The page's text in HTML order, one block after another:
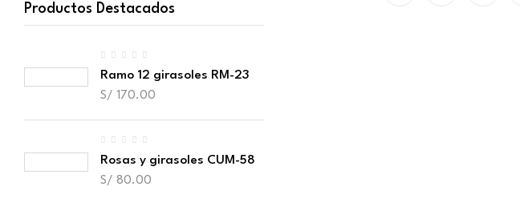
Productos Destacados
Ramo 12 girasoles RM-23
S/ 170.00
Rosas y girasoles CUM-58
S/ 80.00